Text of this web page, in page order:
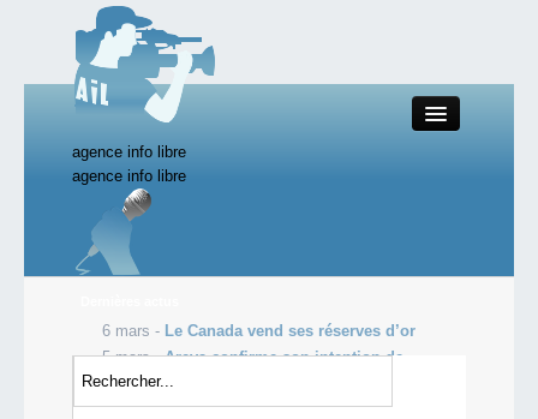
agence info libre
Close
Productions AIL
Starting Doc
agence info libre
6 mars - Le Canada vend ses réserves d’or
5 mars -Areva confirme son intention de
supprimer 450 postes au Tricastin
5 mars -La Chine prévoit de licencier jusqu’à six